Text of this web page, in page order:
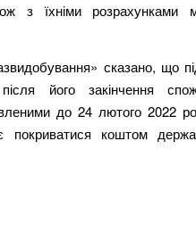
з їхніми розрахунками
сказано, що
його закінчення
до 24 лютого 2022
коштом